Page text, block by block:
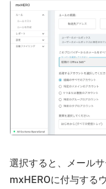
選択すると、メール
mxHEROに付与する